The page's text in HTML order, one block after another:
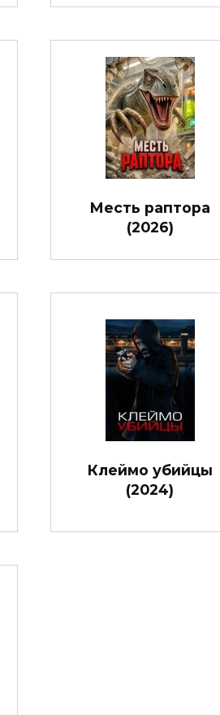
Месть раптора
(2026)
Клеймо убийцы
(2024)